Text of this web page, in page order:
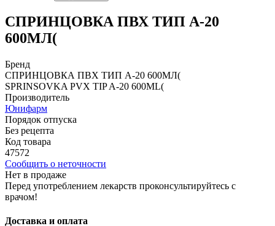
СПРИНЦОВКА ПВХ ТИП А-20
600МЛ(
Бренд
СПРИНЦОВКА ПВХ ТИП А-20 600МЛ(
SPRINSOVKA PVX TIP A-20 600ML(
Производитель
Юнифарм
Порядок отпуска
Без рецепта
Код товара
47572
Сообщить о неточности
Нет в продаже
Перед употреблением лекарств проконсультируйтесь с
врачом!
Доставка и оплата